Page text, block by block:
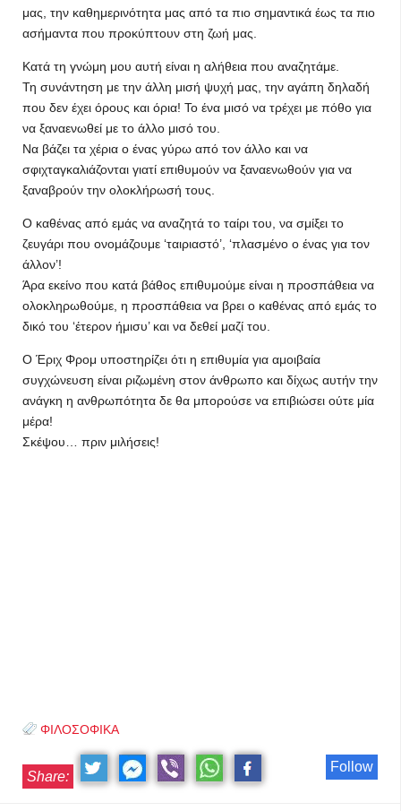
μας, την καθημερινότητα μας από τα πιο σημαντικά έως τα πιο
ασήμαντα που προκύπτουν στη ζωή μας.
Κατά τη γνώμη μου αυτή είναι η αλήθεια που αναζητάμε.
Τη συνάντηση με την άλλη μισή ψυχή μας, την αγάπη δηλαδή
που δεν έχει όρους και όρια! Το ένα μισό να τρέχει με πόθο για
να ξαναενωθεί με το άλλο μισό του.
Να βάζει τα χέρια ο ένας γύρω από τον άλλο και να
σφιχταγκαλιάζονται γιατί επιθυμούν να ξαναενωθούν για να
ξαναβρούν την ολοκλήρωσή τους.
Ο καθένας από εμάς να αναζητά το ταίρι του, να σμίξει το
ζευγάρι που ονομάζουμε ‘ταιριαστό’, ‘πλασμένο ο ένας για τον
άλλον’!
Άρα εκείνο που κατά βάθος επιθυμούμε είναι η προσπάθεια να
ολοκληρωθούμε, η προσπάθεια να βρει ο καθένας από εμάς το
δικό του ‘έτερον ήμισυ’ και να δεθεί μαζί του.
Ο Έριχ Φρομ υποστηρίζει ότι η επιθυμία για αμοιβαία
συγχώνευση είναι ριζωμένη στον άνθρωπο και δίχως αυτήν την
ανάγκη η ανθρωπότητα δε θα μπορούσε να επιβιώσει ούτε μία
μέρα!
Σκέψου… πριν μιλήσεις!
ΦΙΛΟΣΟΦΙΚΑ
Follow
Share: